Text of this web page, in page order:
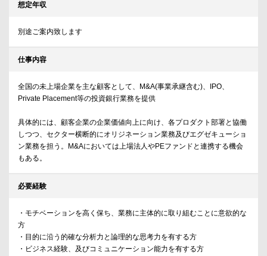
想定年収
別途ご案内致します
仕事内容
全国の未上場企業を主な顧客として、M&A(事業承継含む)、IPO、
Private Placement等の投資銀行業務を提供
具体的には、顧客企業の企業価値向上に向け、各プロダクト部署と協働
しつつ、セクター横断的にオリジネーション業務及びエグゼキューショ
ン業務を担う。M&Aにおいては上場法人やPEファンドと連携する機会
もある。
必要経験
・モチベーションを高く保ち、業務に主体的に取り組むことに意欲的な
方
・目的に沿う的確な分析力と論理的な思考力を有する方
・ビジネス経験、及びコミュニケーション能力を有する方